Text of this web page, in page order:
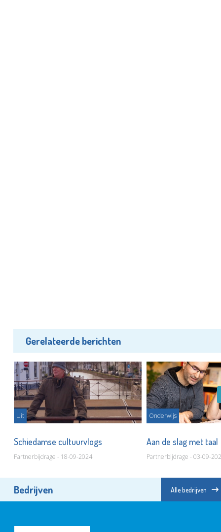
Gerelateerde berichten
Uit
Schiedamse cultuurvlogs
Partnerbijdrage - 18-09-2024
Onderwijs
Aan de slag met taal
Partnerbijdrage - 03-09-
Bedrijven Alle bedrijven